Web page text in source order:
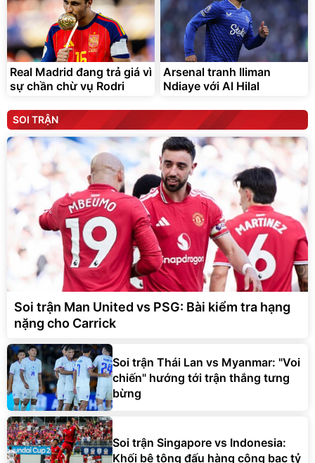
Real Madrid đang trả giá vì
sự chần chừ vụ Rodri
Arsenal tranh Iliman
Ndiaye với Al Hilal
SOI TRẬN
Soi trận Man United vs PSG: Bài kiểm tra hạng
nặng cho Carrick
Soi trận Thái Lan vs Myanmar: "Voi
chiến" hướng tới trận thắng tưng
bừng
Soi trận Singapore vs Indonesia:
Khối bê tông đấu hàng công bạc tỷ